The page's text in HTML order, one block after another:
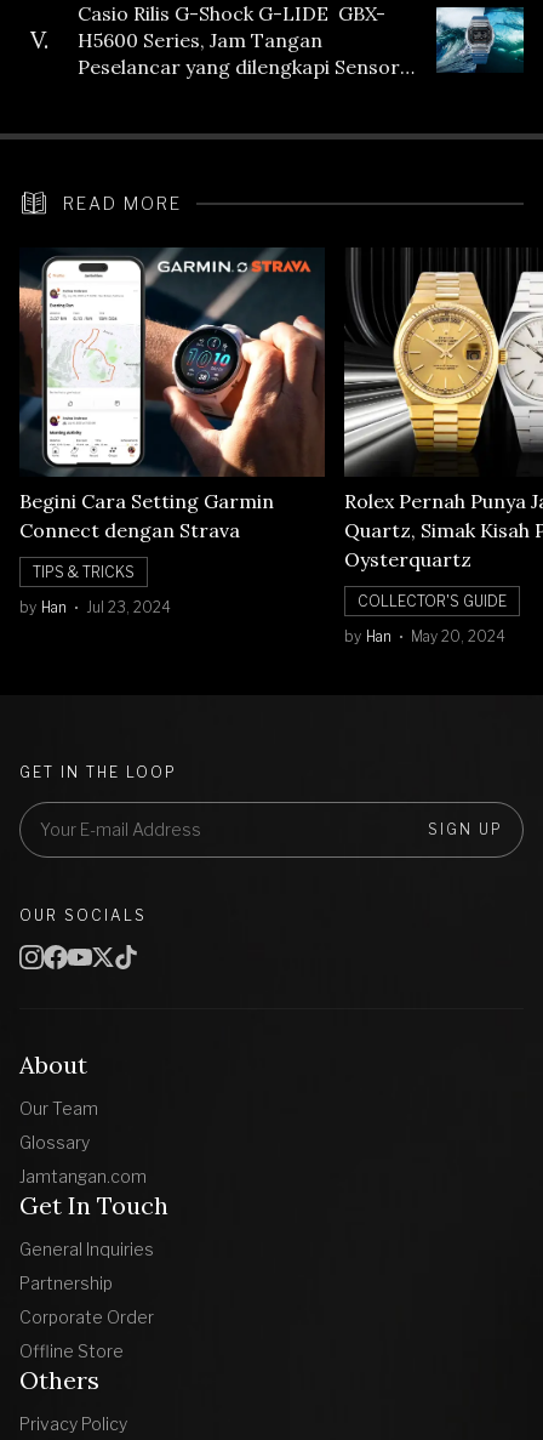
V.
Casio Rilis G-Shock G-LIDE GBX-
H5600 Series, Jam Tangan
Peselancar yang dilengkapi Sensor
READ MORE
Begini Cara Setting Garmin
Connect dengan Strava
TIPS & TRICKS
by Han Jul 23, 2024
Rolex Pernah Punya
Quartz, Simak Kisah
Oysterquartz
COLLECTOR'S GUIDE
by Han May 20, 2024
About
Our Team
Glossary
Jamtangan.com
Get In Touch
General Inquiries
Partnership
Corporate Order
Offline Store
Others
Privacy Policy
GET IN THE LOOP
SIGN UP
OUR SOCIALS